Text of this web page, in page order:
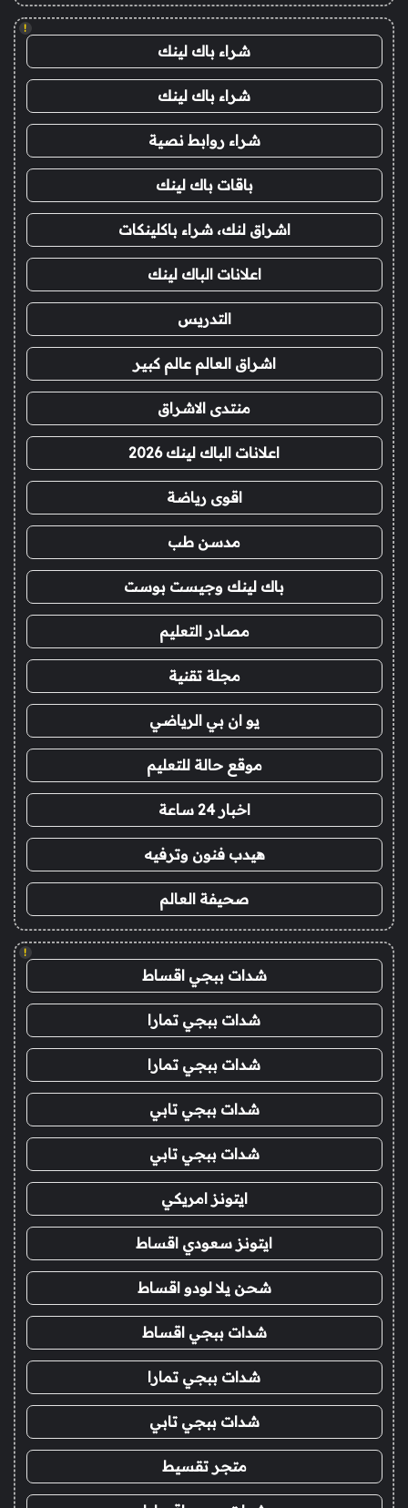
!
شراء باك لينك
شراء باك لينك
شراء روابط نصية
باقات باك لينك
اشراق لنك، شراء باكلينكات
اعلانات الباك لينك
التدريس
اشراق العالم عالم كبير
منتدى الاشراق
اعلانات الباك لينك 2026
اقوى رياضة
مدسن طب
باك لينك وجيست بوست
مصادر التعليم
مجلة تقنية
يو ان بي الرياضي
موقع حالة للتعليم
اخبار 24 ساعة
هيدب فنون وترفيه
صحيفة العالم
!
شدات ببجي اقساط
شدات ببجي تمارا
شدات ببجي تمارا
شدات ببجي تابي
شدات ببجي تابي
ايتونز امريكي
ايتونز سعودي اقساط
شحن يلا لودو اقساط
شدات ببجي اقساط
شدات ببجي تمارا
شدات ببجي تابي
متجر تقسيط